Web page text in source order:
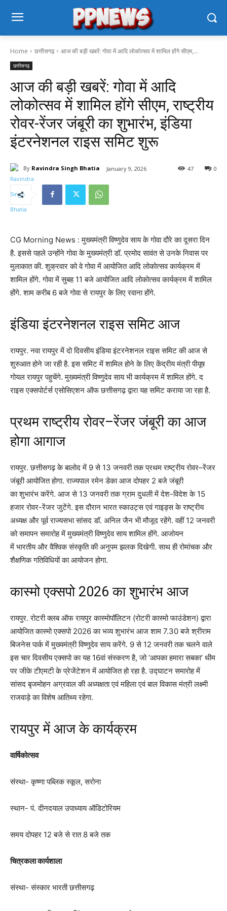
Home छत्तीसगढ़ आज की बड़ी खबरें: गोवा में आदि लोकोत्सव में शामिल होंगे सीएम,...
छत्तीसगढ़
आज की बड़ी खबरें: गोवा में आदि
लोकोत्सव में शामिल होंगे सीएम, राष्ट्रीय
रोवर-रेंजर जंबूरी का शुभारंभ, इंडिया
इंटरनेशनल राइस समिट शुरू
By Ravindra Singh Bhatia January 9, 2026 0
47
CG Morning News : मुख्यमंत्री विष्णुदेव साय के गोवा दौरे का दूसरा दिन
है. इससे पहले उन्होंने गोवा के मुख्यमंत्री डॉ. प्रमोद सावंत से उनके निवास पर
मुलाकात की. शुक्रवार को वे गोवा में आयोजित आदि लोकोत्सव कार्यक्रम में
शामिल होंगे. गोवा में सुबह 11 बजे आयोजित आदि लोकोत्सव कार्यक्रम में शामिल
होंगे. शाम करीब 6 बजे गोवा से रायपुर के लिए रवाना होंगे.
इंडिया इंटरनेशनल राइस समिट आज
रायपुर. नवा रायपुर में दो दिवसीय इंडिया इंटरनेशनल राइस समिट की आज से
शुरुआत होने जा रही है. इस समिट में शामिल होने के लिए केंद्रीय मंत्री पीयूष
गोयल रायपुर पहुचेंगे. मुख्यमंत्री विष्णुदेव साय भी कार्यक्रम में शामिल होंगे. द
राइस एक्सपोर्टर्स एसोसिएशन ऑफ छत्तीसगढ़ द्वारा यह समिट कराया जा रहा है.
प्रथम राष्ट्रीय रोवर–रेंजर जंबूरी का आज
होगा आगाज
रायपुर. छत्तीसगढ़ के बालोद में 9 से 13 जनवरी तक प्रथम राष्ट्रीय रोवर–रेंजर
जंबूरी आयोजित होगा. राज्यपाल रमेन डेका आज दोपहर 2 बजे जंबूरी
का शुभारंभ करेंगे. आज से 13 जनवरी तक ग्राम दुधली में देश-विदेश के 15
हजार रोवर-रेंजर जुटेंगे. इस दौरान भारत स्काउट्स एवं गाइड्स के राष्ट्रीय
अध्यक्ष और पूर्व राज्यसभा सांसद डॉ. अनिल जैन भी मौजूद रहेंगे. वहीं 12 जनवरी
को समापन समारोह में मुख्यमंत्री विष्णुदेव साय शामिल होंगे. आजोयन
में भारतीय और वैश्विक संस्कृति की अनुपम झलक दिखेगी. साथ ही रोमांचक और
शैक्षणिक गतिविधियों का आयोजन होगा.
कास्मो एक्सपो 2026 का शुभारंभ आज
रायपुर. रोटरी क्लब ऑफ रायपुर कास्मोपॉलिटन (रोटरी कास्मो फाउंडेशन) द्वारा
आयोजित कास्मो एक्सपो 2026 का भव्य शुभारंभ आज शाम 7.30 बजे श्रीराम
बिजनेस पार्क में मुख्यमंत्री विष्णुदेव साय करेंगे. 9 से 12 जनवरी तक चलने वाले
इस चार दिवसीय एक्सपो का यह 16वां संस्करण है, जो ‘आपका हमारा सबका’ थीम
पर जीके टीएमटी के प्रेजेंटेशन में आयोजित हो रहा है. उद्घाटन समारोह में
सांसद बृजमोहन अग्रवाल की अध्यक्षता एवं महिला एवं बाल विकास मंत्री लक्ष्मी
राजवाड़े का विशेष आतिथ्य रहेगा.
रायपुर में आज के कार्यक्रम
वार्षिकोत्सव
संस्था- कृष्णा पब्लिक स्कूल, सरोना
स्थान- पं. दीनदयाल उपाध्याय ऑडिटोरियम
समय दोपहर 12 बजे से रात 8 बजे तक
चित्रकला कार्यशाला
संस्था- संस्कार भारती छत्तीसगढ़